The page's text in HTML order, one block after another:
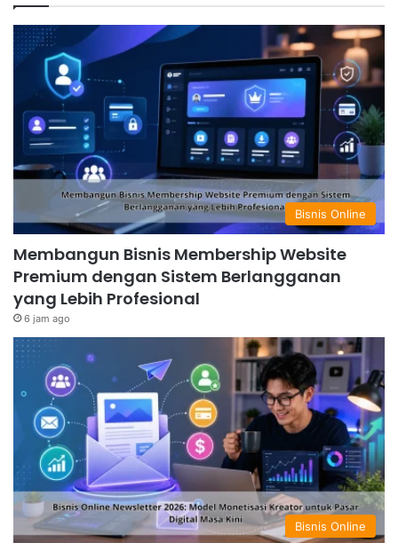
Bisnis Online
Membangun Bisnis Membership Website
Premium dengan Sistem Berlangganan
yang Lebih Profesional
6 jam ago
Bisnis Online